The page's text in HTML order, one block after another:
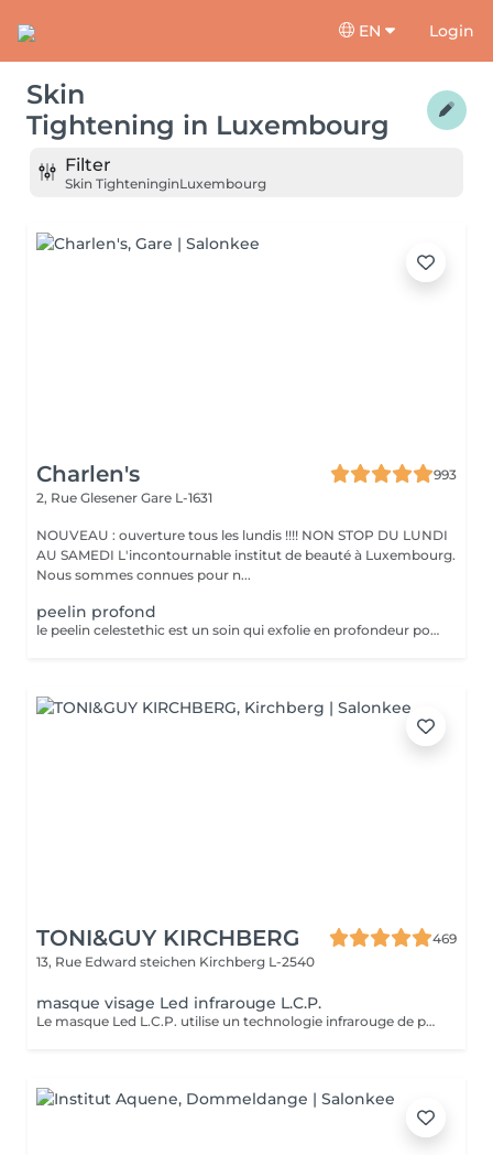
EN Login
Skin
Tightening in Luxembourg
Filter
Skin TighteninginLuxembourg
Charlen's
993
2, Rue Glesener Gare L-1631
NOUVEAU : ouverture tous les lundis !!!! NON STOP DU LUNDI
AU SAMEDI L'incontournable institut de beauté à Luxembourg.
Nous sommes connues pour n...
peelin profond
le peelin celestethic est un soin qui exfolie en profondeur pour lisser la peau raviver leclat du teint et attenuer les imperfections ideal pour retrouver une peau lumineuse et uniforme ce soin traite les cicatrices l,acne les taches pigmentaires le masque de grossesse ect nous sommes a votre disposition pour toutes questions :)
TONI&GUY KIRCHBERG
469
13, Rue Edward steichen Kirchberg L-2540
masque visage Led infrarouge L.C.P.
Le masque Led L.C.P. utilise un technologie infrarouge de pointe qui stimule la vitalité et amplifie les traitements de la peau. Réduit les signes du vieillissent, aide a réduire les imperfections ,illumine la peau, aide au renouvellement cellulaire ,atténue les rougeur de la peau